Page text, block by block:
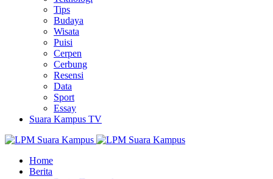
Tips
Budaya
Wisata
Puisi
Cerpen
Cerbung
Resensi
Data
Sport
Essay
Suara Kampus TV
Home
Berita